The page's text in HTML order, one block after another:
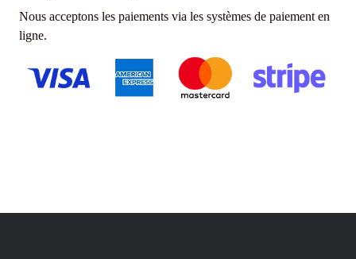
Nous acceptons les paiements via les systèmes de paiement en
ligne.